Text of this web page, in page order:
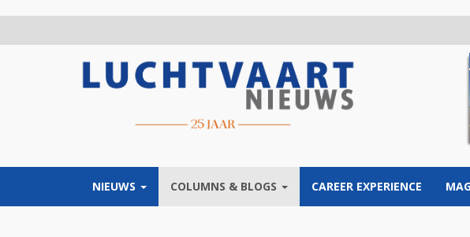
NIEUWS COLUMNS & BLOGS CAREER EXPERIENCE